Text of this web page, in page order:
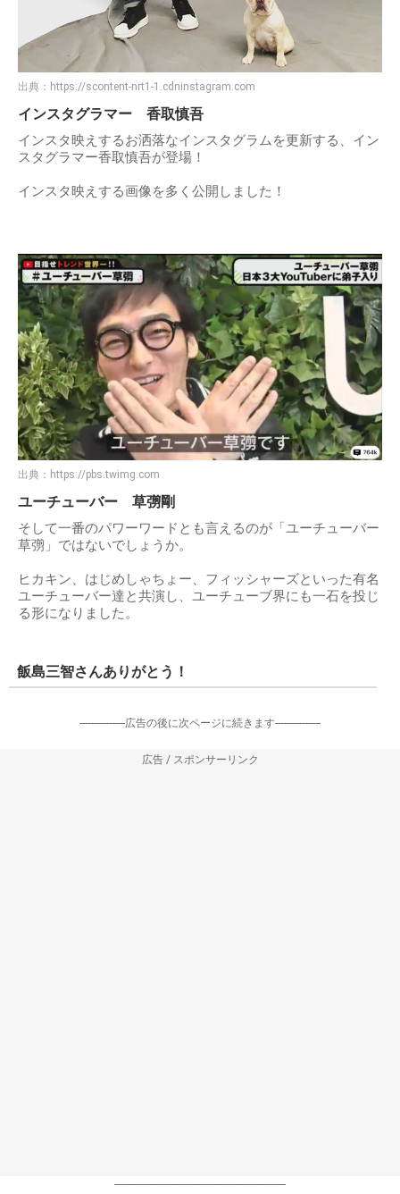
出典： https://scontent-nrt1-1.cdninstagram.com
インスタグラマー 香取慎吾
インスタ映えするお洒落なインスタグラムを更新する、イン
スタグラマー香取慎吾が登場！
インスタ映えする画像を多く公開しました！
出典： https://pbs.twimg.com
ユーチューバー 草彅剛
そして一番のパワーワードとも言えるのが「ユーチューバー
草彅」ではないでしょうか。
ヒカキン、はじめしゃちょー、フィッシャーズといった有名
ユーチューバー達と共演し、ユーチューブ界にも一石を投じ
る形になりました。
飯島三智さんありがとう！
-----------------広告の後に次ページに続きます-----------------
広告 / スポンサーリンク
----------------------------------------------------------------